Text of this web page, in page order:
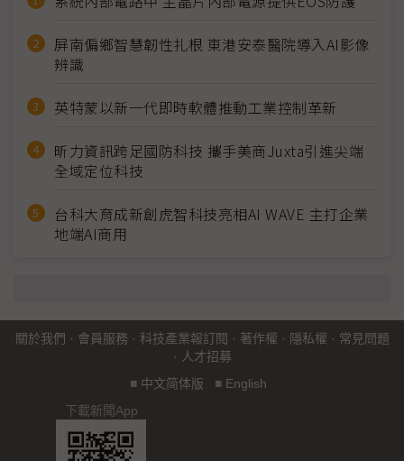
屏南偏鄉智慧韌性扎根 東港安泰醫院導入AI影像
辨識
英特蒙以新一代即時軟體推動工業控制革新
昕力資訊跨足國防科技 攜手美商Juxta引進尖端
全域定位科技
台科大育成新創虎智科技亮相AI WAVE 主打企業
地端AI商用
關於我們 · 會員服務 · 科技產業報訂閱 · 著作權 · 隱私權 · 常見問題
· 人才招募
■ 中文简体版 ■ English
下載新聞App